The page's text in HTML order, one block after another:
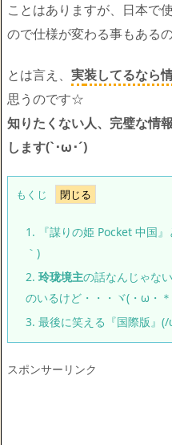
ことはありますが、日本で
ので仕様が変わる事もあるの
とは言え、 実装してるなら
思うのです☆
知りたくない人、完璧な情
します(`･ω･´)ゞ
もくじ
1. 『謀りの姫 Pocket 中国
｀)
2. 玲珑境主の話なんじゃな
のいるけど・・・ヾ(・ω・
3. 最後に笑える『国際版』
スポンサーリンク